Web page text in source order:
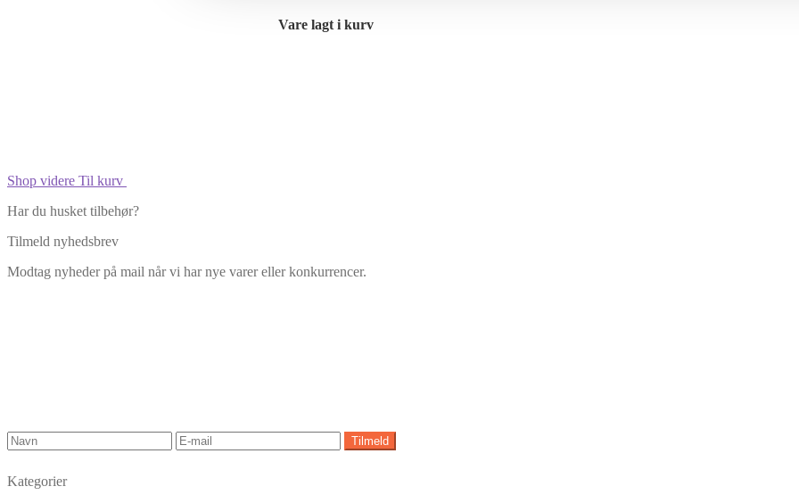
Vare lagt i kurv
Shop videre Til kurv
Har du husket tilbehør?
Tilmeld nyhedsbrev
Modtag nyheder på mail når vi har nye varer eller konkurrencer.
Kategorier